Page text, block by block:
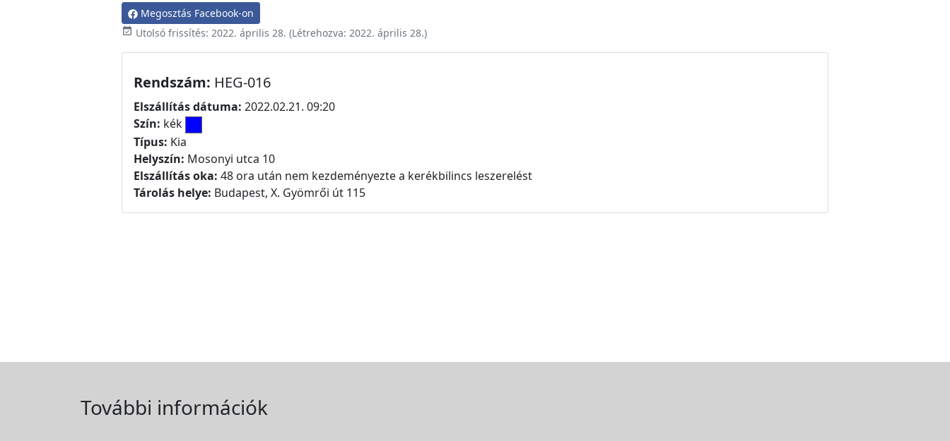
Megosztás Facebook-on
event_available Utolsó frissítés: 2022. április 28. (Létrehozva: 2022. április 28.)
Rendszám: HEG-016
Elszállítás dátuma: 2022.02.21. 09:20
Szín: kék
Típus: Kia
Helyszín: Mosonyi utca 10
Elszállítás oka: 48 ora után nem kezdeményezte a kerékbilincs leszerelést
Tárolás helye: Budapest, X. Gyömrői út 115
További információk